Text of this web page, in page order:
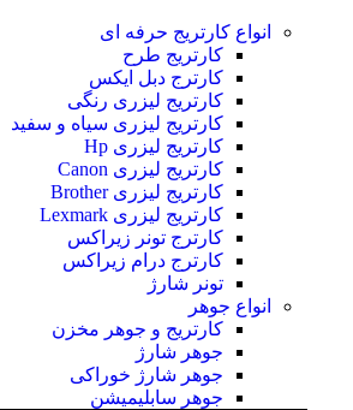
انواع کارتریج حرفه ای
کارتریج طرح
کارترج دبل ایکس
کارتریج لیزری رنگی
کارتریج لیزری سیاه و سفید
کارتریج لیزری Hp
کارتریج لیزری Canon
کارتریج لیزری Brother
کارتریج لیزری Lexmark
کارترج تونر زیراکس
کارترج درام زیراکس
تونر شارژ
انواع جوهر
کارتریج و جوهر مخزن
جوهر شارژ
جوهر شارژ خوراکی
جوهر سابلیمیشن